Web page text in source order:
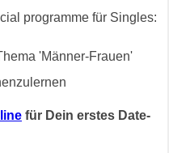
programme für Singles:
'Männer-Frauen'
für Dein erstes Date-